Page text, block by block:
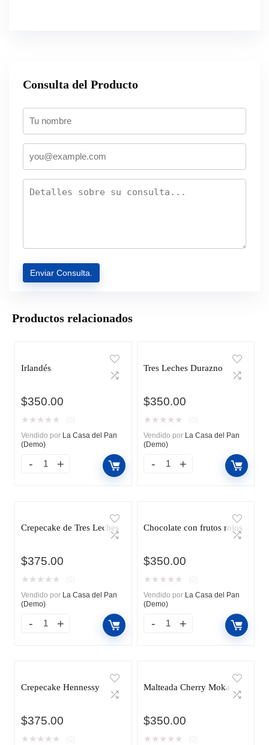
Consulta del Producto
Productos relacionados
Irlandés
$350.00
★ ★ ★ ★ ★
Vendido por La Casa del Pan
(Demo)
Tres Leches Durazno
$350.00
★ ★ ★ ★ ★
Vendido por La Casa del Pan
(Demo)
Crepecake de Tres Leches
$375.00
★ ★ ★ ★ ★
Vendido por La Casa del Pan
(Demo)
Chocolate con frutos rojos
$350.00
★ ★ ★ ★ ★
Vendido por La Casa del Pan
(Demo)
Crepecake Hennessy
$375.00
★ ★ ★ ★ ★
Malteada Cherry Moka
$350.00
★ ★ ★ ★ ★